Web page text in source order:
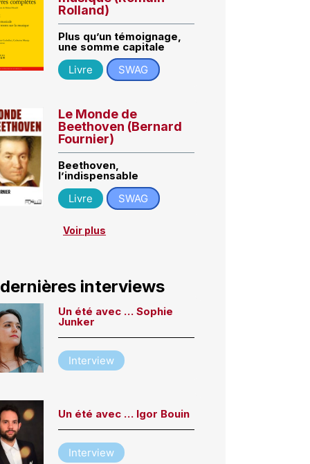
Rolland)
Plus qu’un témoignage,
une somme capitale
Livre
SWAG
Le Monde de
Beethoven (Bernard
Fournier)
Beethoven,
l’indispensable
Livre
SWAG
Voir plus
interviews
Un été avec … Sophie
Junker
Interview
Un été avec … Igor Bouin
Interview